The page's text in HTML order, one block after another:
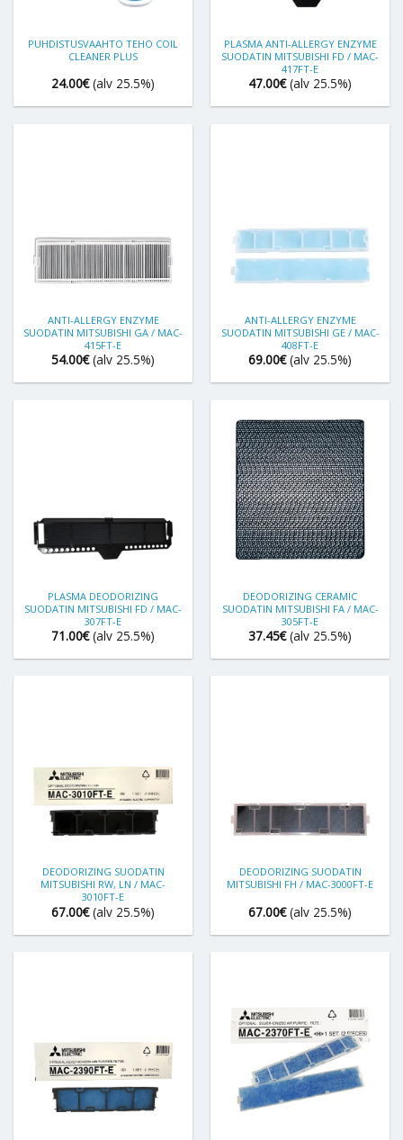
PUHDISTUSVAAHTO TEHO COIL
CLEANER PLUS
24.00€ (alv 25.5%)
PLASMA ANTI-ALLERGY ENZYME
SUODATIN MITSUBISHI FD / MAC-
417FT-E
47.00€ (alv 25.5%)
ANTI-ALLERGY ENZYME
SUODATIN MITSUBISHI GA / MAC-
415FT-E
54.00€ (alv 25.5%)
ANTI-ALLERGY ENZYME
SUODATIN MITSUBISHI GE / MAC-
408FT-E
69.00€ (alv 25.5%)
PLASMA DEODORIZING
SUODATIN MITSUBISHI FD / MAC-
307FT-E
71.00€ (alv 25.5%)
DEODORIZING CERAMIC
SUODATIN MITSUBISHI FA / MAC-
305FT-E
37.45€ (alv 25.5%)
DEODORIZING SUODATIN
MITSUBISHI RW, LN / MAC-
3010FT-E
67.00€ (alv 25.5%)
DEODORIZING SUODATIN
MITSUBISHI FH / MAC-3000FT-E
67.00€ (alv 25.5%)